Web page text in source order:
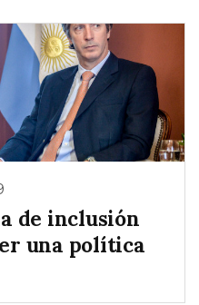
de inclusión
una política